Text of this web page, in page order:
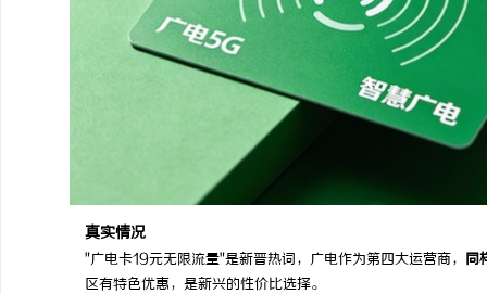
真实情况
"广电卡19元无限流量"是新晋热词，广电作为第四大运营商，
同
区有特色优惠，是新兴的性价比选择。